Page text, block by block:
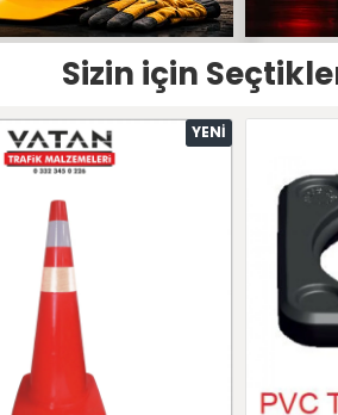
Sizin için
YENI